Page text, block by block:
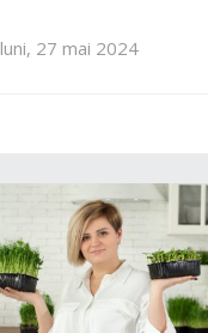
luni, 27 mai 2024